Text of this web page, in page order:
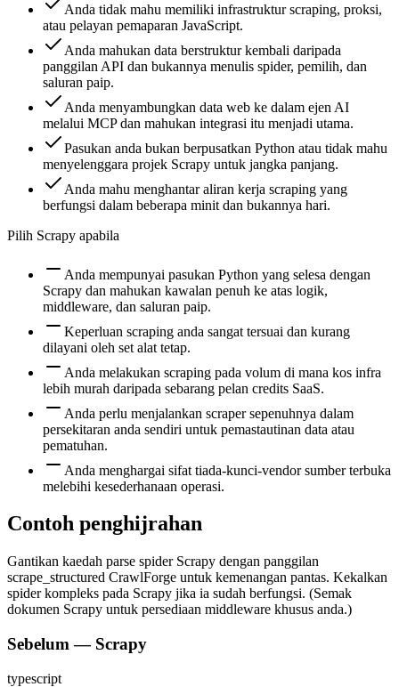
Anda tidak mahu memiliki infrastruktur scraping, proksi,
atau pelayan pemaparan JavaScript.
Anda mahukan data berstruktur kembali daripada
panggilan API dan bukannya menulis spider, pemilih, dan
saluran paip.
Anda menyambungkan data web ke dalam ejen AI
melalui MCP dan mahukan integrasi itu menjadi utama.
Pasukan anda bukan berpusatkan Python atau tidak mahu
menyelenggara projek Scrapy untuk jangka panjang.
Anda mahu menghantar aliran kerja scraping yang
berfungsi dalam beberapa minit dan bukannya hari.
Pilih Scrapy apabila
Anda mempunyai pasukan Python yang selesa dengan
Scrapy dan mahukan kawalan penuh ke atas logik,
middleware, dan saluran paip.
Keperluan scraping anda sangat tersuai dan kurang
dilayani oleh set alat tetap.
Anda melakukan scraping pada volum di mana kos infra
lebih murah daripada sebarang pelan credits SaaS.
Anda perlu menjalankan scraper sepenuhnya dalam
persekitaran anda sendiri untuk pemastautinan data atau
pematuhan.
Anda menghargai sifat tiada-kunci-vendor sumber terbuka
melebihi kesederhanaan operasi.
Contoh penghijrahan
Gantikan kaedah parse spider Scrapy dengan panggilan
scrape_structured CrawlForge untuk kemenangan pantas. Kekalkan
spider kompleks pada Scrapy jika ia sudah berfungsi. (Semak
dokumen Scrapy untuk persediaan middleware khusus anda.)
Sebelum — Scrapy
typescript